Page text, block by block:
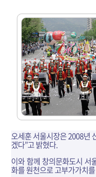
오세훈 서울시장은 2008년
겠다”고 밝혔다.
이와 함께 창의문화도시 서
화를 원천으로 고부가가치